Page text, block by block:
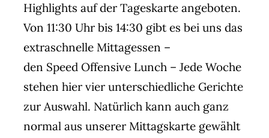
Highlights auf der Tageskarte angeboten.
Von 11:30 Uhr bis 14:30 gibt es bei uns das
extraschnelle Mittagessen –
den Speed Offensive Lunch – Jede Woche
stehen hier vier unterschiedliche Gerichte
zur Auswahl. Natürlich kann auch ganz
normal aus unserer Mittagskarte gewählt